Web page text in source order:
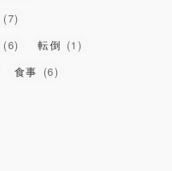
(7)
(6) 転倒 (1)
食事 (6)